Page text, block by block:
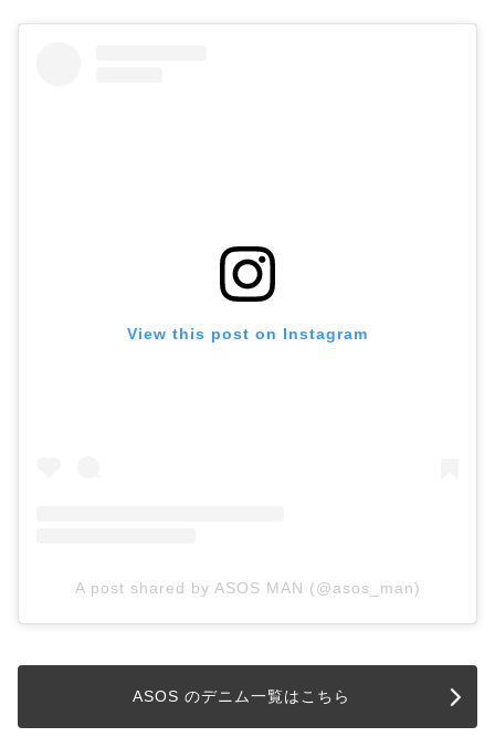
View this post on Instagram
A post shared by ASOS MAN (@asos_man)
ASOS のデニム一覧はこちら